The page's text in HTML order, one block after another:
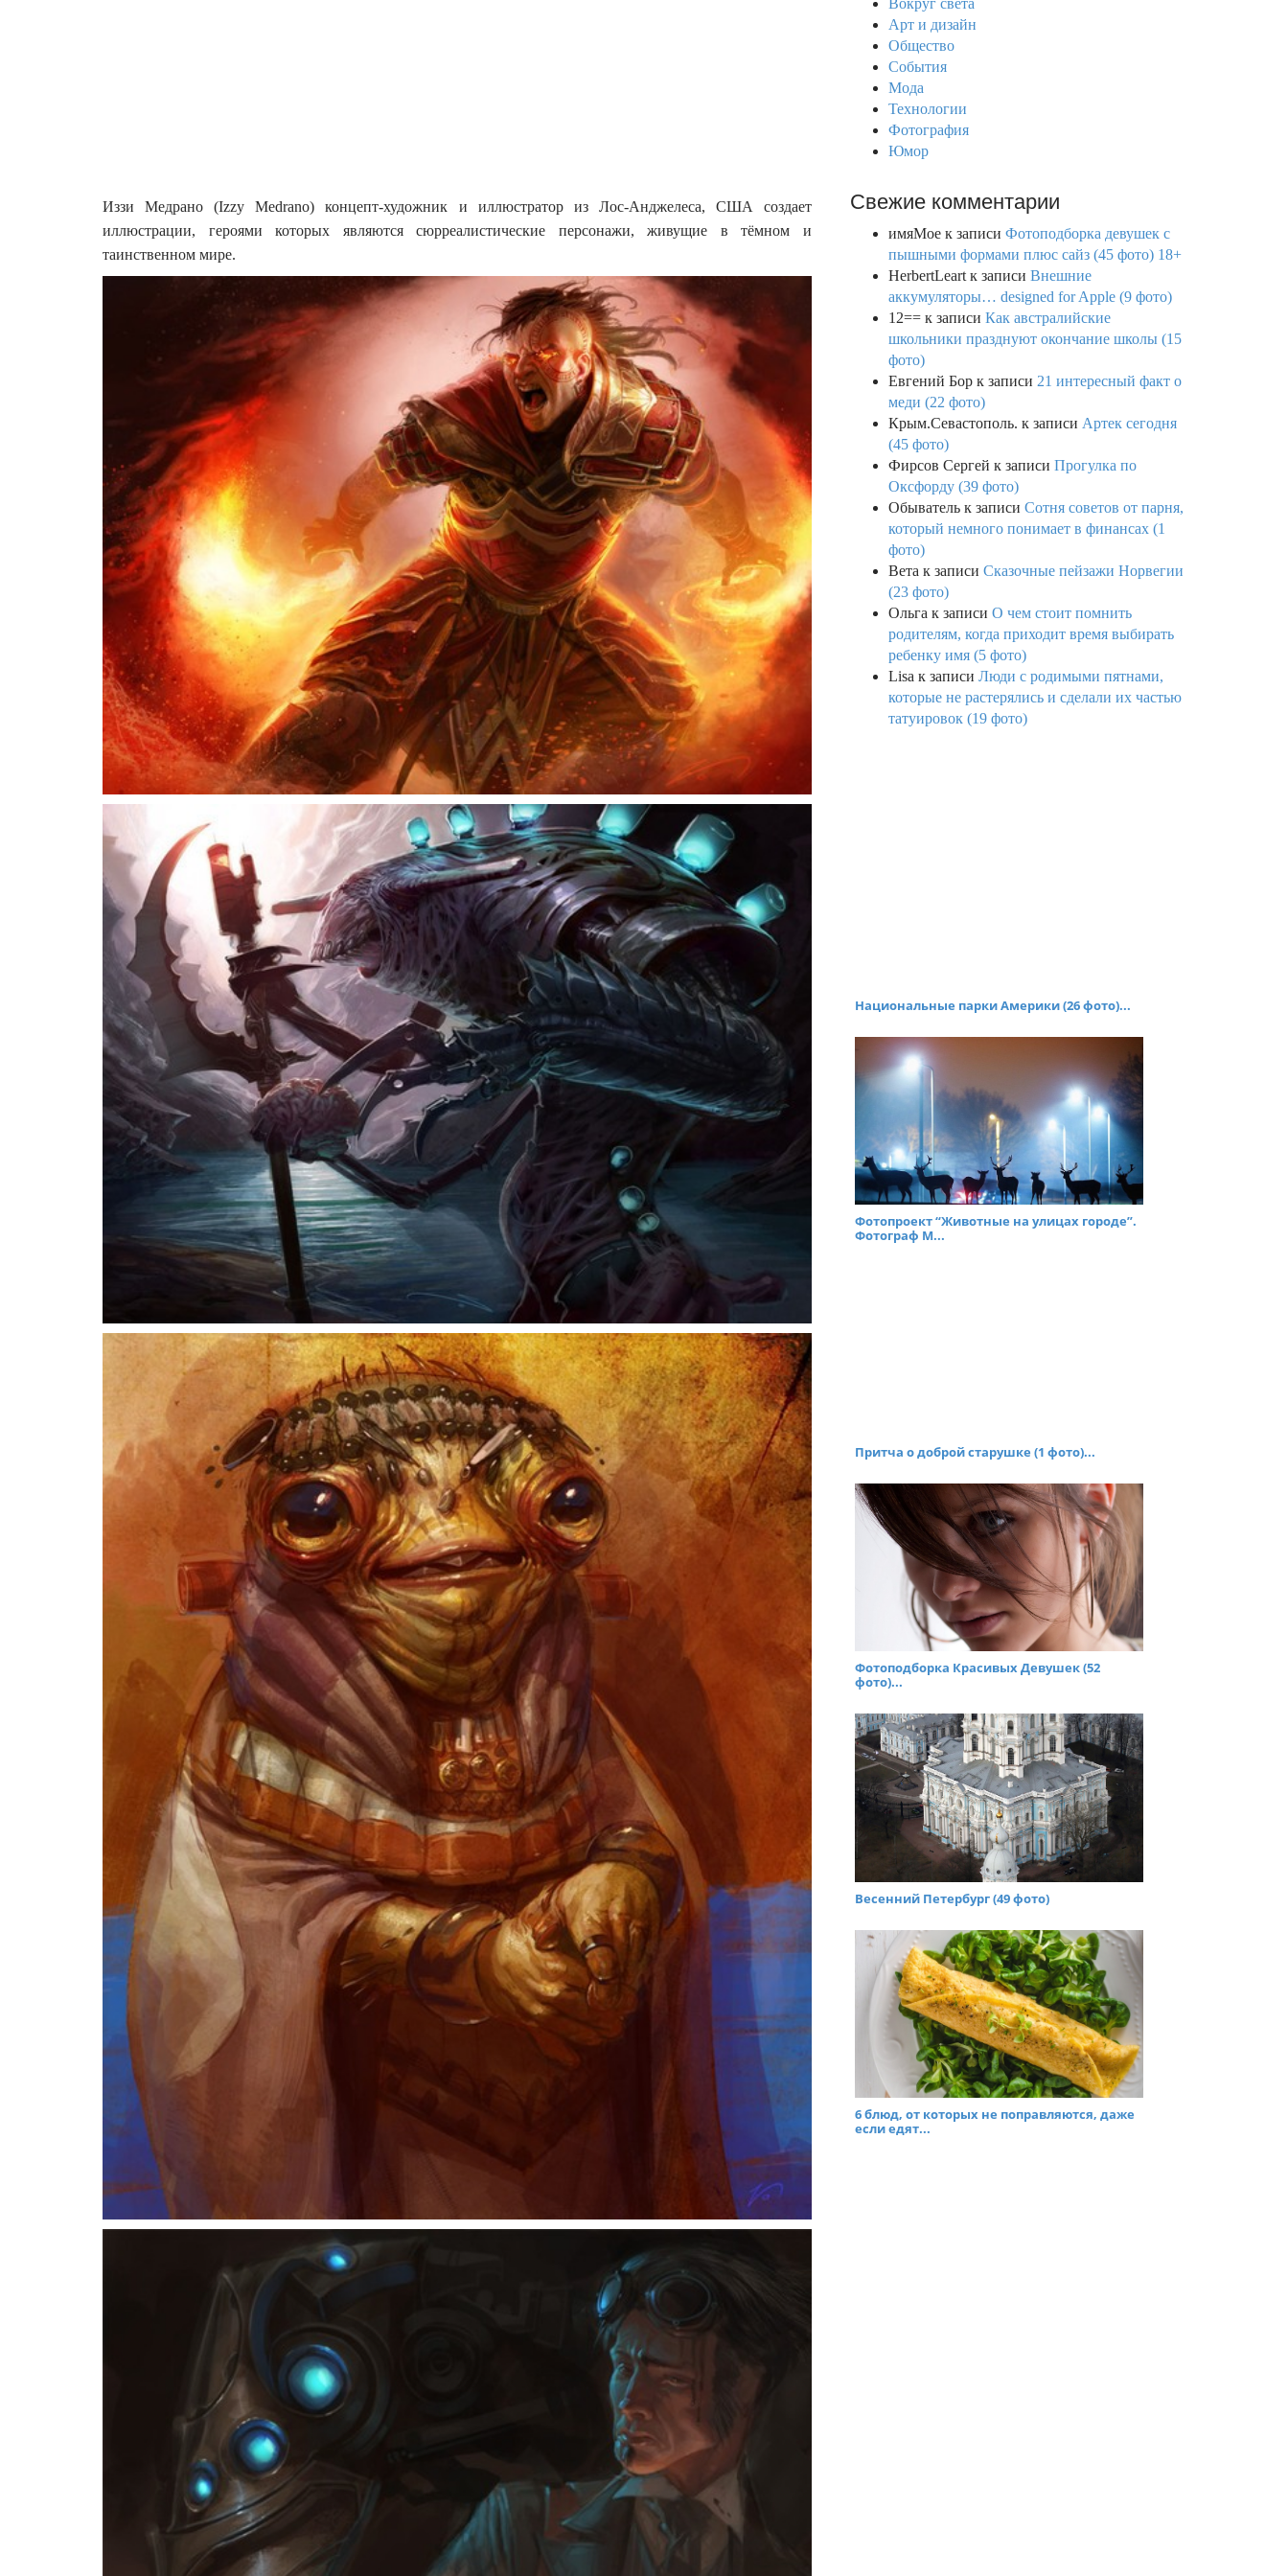
Иззи Медрано (Izzy Medrano) концепт-художник и иллюстратор из Лос-Анджелеса, США создает
иллюстрации, героями которых являются сюрреалистические персонажи, живущие в тёмном и
таинственном мире.
Вокруг света
Арт и дизайн
Общество
События
Мода
Технологии
Фотография
Юмор
Свежие комментарии
имяМое к записи Фотоподборка девушек с
пышными формами плюс сайз (45 фото) 18+
HerbertLeart к записи Внешние
аккумуляторы… designed for Apple (9 фото)
12== к записи Как австралийские
школьники празднуют окончание школы (15
фото)
Евгений Бор к записи 21 интересный факт о
меди (22 фото)
Крым.Севастополь. к записи Артек сегодня
(45 фото)
Фирсов Сергей к записи Прогулка по
Оксфорду (39 фото)
Обыватель к записи Сотня советов от парня,
который немного понимает в финансах (1
фото)
Вета к записи Сказочные пейзажи Норвегии
(23 фото)
Ольга к записи О чем стоит помнить
родителям, когда приходит время выбирать
ребенку имя (5 фото)
Lisa к записи Люди с родимыми пятнами,
которые не растерялись и сделали их частью
татуировок (19 фото)
Национальные парки Америки (26 фото)...
Фотопроект “Животные на улицах городе”.
Фотограф M...
Притча о доброй старушке (1 фото)...
Фотоподборка Красивых Девушек (52
фото)...
Весенний Петербург (49 фото)
6 блюд, от которых не поправляются, даже
если едят...